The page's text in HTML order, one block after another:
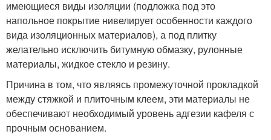
имеющиеся виды изоляции (подложка под это
напольное покрытие нивелирует особенности каждого
вида изоляционных материалов), а под плитку
желательно исключить битумную обмазку, рулонные
материалы, жидкое стекло и резину.
Причина в том, что являясь промежуточной прокладкой
между стяжкой и плиточным клеем, эти материалы не
обеспечивают необходимый уровень адгезии кафеля с
прочным основанием.